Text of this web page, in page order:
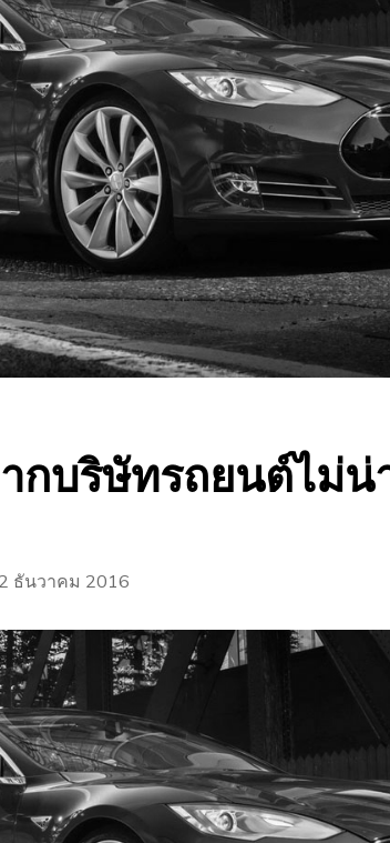
กบริษัทรถยนต์ไม่น่
ธันวาคม 2016